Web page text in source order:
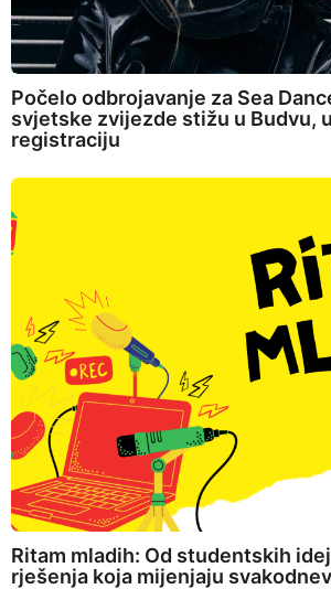
Počelo odbrojavanje za Sea
svjetske zvijezde stižu u Budvu,
registraciju
Ritam mladih: Od studentskih
rješenja koja mijenjaju